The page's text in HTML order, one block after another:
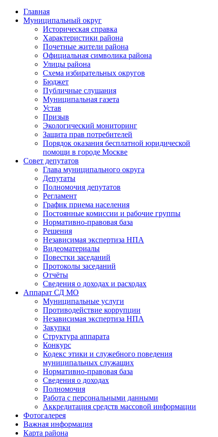
Главная
Муниципальный округ
Историческая справка
Характеристики района
Почетные жители района
Официальная символика района
Улицы района
Схема избирательных округов
Бюджет
Публичные слушания
Муниципальная газета
Устав
Призыв
Экологический мониторинг
Защита прав потребителей
Порядок оказания бесплатной юридической
помощи в городе Москве
Совет депутатов
Глава муниципального округа
Депутаты
Полномочия депутатов
Регламент
График приема населения
Постоянные комиссии и рабочие группы
Нормативно-правовая база
Решения
Независимая экспертиза НПА
Видеоматериалы
Повестки заседаний
Протоколы заседаний
Отчёты
Сведения о доходах и расходах
Аппарат СД МО
Муниципальные услуги
Противодействие коррупции
Независимая экспертиза НПА
Закупки
Структура аппарата
Конкурс
Кодекс этики и служебного поведения
муниципальных служащих
Нормативно-правовая база
Сведения о доходах
Полномочия
Работа с персональными данными
Аккредитация средств массовой информации
Фотогалерея
Важная информация
Карта района